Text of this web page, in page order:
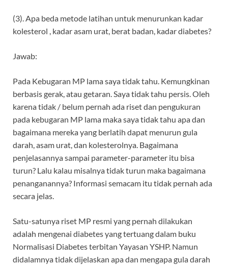
(3). Apa beda metode latihan untuk menurunkan kadar
kolesterol , kadar asam urat, berat badan, kadar diabetes?
Jawab:
Pada Kebugaran MP lama saya tidak tahu. Kemungkinan
berbasis gerak, atau getaran. Saya tidak tahu persis. Oleh
karena tidak / belum pernah ada riset dan pengukuran
pada kebugaran MP lama maka saya tidak tahu apa dan
bagaimana mereka yang berlatih dapat menurun gula
darah, asam urat, dan kolesterolnya. Bagaimana
penjelasannya sampai parameter-parameter itu bisa
turun? Lalu kalau misalnya tidak turun maka bagaimana
penanganannya? Informasi semacam itu tidak pernah ada
secara jelas.
Satu-satunya riset MP resmi yang pernah dilakukan
adalah mengenai diabetes yang tertuang dalam buku
Normalisasi Diabetes terbitan Yayasan YSHP. Namun
didalamnya tidak dijelaskan apa dan mengapa gula darah